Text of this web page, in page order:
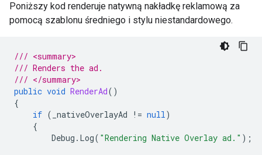
Poniższy kod renderuje natywną nakładkę reklamową za
pomocą szablonu średniego i stylu niestandardowego.
/// <summary>
/// Renders the ad.
/// </summary>
public void RenderAd()
{
if ( _nativeOverlayAd != null)
{
Debug . Log( "Rendering Native Overlay ad." );